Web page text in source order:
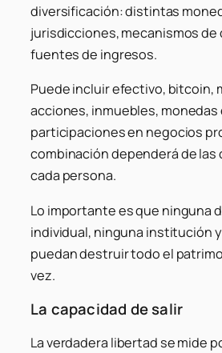
diversificación: distintas
jurisdicciones, mecanismos de
fuentes de ingresos.
Puede incluir efectivo, bitcoin,
acciones, inmuebles,
participaciones en negocios
combinación dependerá de
cada persona.
Lo importante es que ninguna
individual, ninguna institución
puedan destruir todo el
vez.
La capacidad de salir
La verdadera libertad se mide